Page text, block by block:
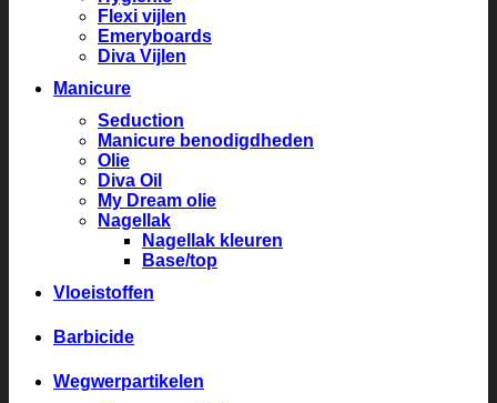
Flexi vijlen
Emeryboards
Diva Vijlen
Manicure
Seduction
Manicure benodigdheden
Olie
Diva Oil
My Dream olie
Nagellak
Nagellak kleuren
Base/top
Vloeistoffen
Barbicide
Wegwerpartikelen